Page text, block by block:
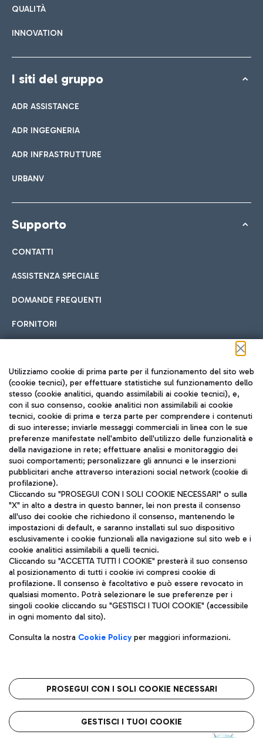
QUALITÀ
INNOVATION
I siti del gruppo
ADR ASSISTANCE
ADR INGEGNERIA
ADR INFRASTRUTTURE
URBANV
Supporto
CONTATTI
ASSISTENZA SPECIALE
DOMANDE FREQUENTI
FORNITORI
Seguici sui social
TRAVEL JOURNAL
ITA
Aeroporti di Roma S.p.A. - Società soggetta a direzione e
coordinamento di Mundys S.p.A.
Codice fiscale e Registro delle Imprese di Roma 13032990155 P.
IVA 06572251004
Capitale sociale 62.224.743,00 int. vers.
Sede legale: Via Pier Paolo Racchetti 1 - 00054 Fiumicino (RM)
telefono +39 06 65951
Privacy policy
Note legali
Roma FCO
L'aeroporto stellato
Utilizziamo cookie di prima parte per il funzionamento del sito web
(cookie tecnici), per effettuare statistiche sul funzionamento dello
stesso (cookie analitici, quando assimilabili ai cookie tecnici), e,
con il suo consenso, cookie analitici non assimilabili ai cookie
tecnici, cookie di prima e terza parte per comprendere i contenuti
di suo interesse; inviarle messaggi commerciali in linea con le sue
preferenze manifestate nell'ambito dell'utilizzo delle funzionalità e
della navigazione in rete; effettuare analisi e monitoraggio dei
suoi comportamenti; personalizzare gli annunci e le inserzioni
pubblicitari anche attraverso interazioni social network (cookie di
profilazione).
Cliccando su "PROSEGUI CON I SOLI COOKIE NECESSARI" o sulla
"X" in alto a destra in questo banner, lei non presta il consenso
all'uso dei cookie che richiedono il consenso, mantenendo le
impostazioni di default, e saranno installati sul suo dispositivo
esclusivamente i cookie funzionali alla navigazione sul sito web e i
cookie analitici assimilabili a quelli tecnici.
Cliccando su "ACCETTA TUTTI I COOKIE" presterà il suo consenso
al posizionamento di tutti i cookie ivi compresi cookie di
profilazione. Il consenso è facoltativo e può essere revocato in
qualsiasi momento. Potrà selezionare le sue preferenze per i
singoli cookie cliccando su "GESTISCI I TUOI COOKIE" (accessibile
in ogni momento dal sito).
Consulta la nostra Cookie Policyper maggiori informazioni.
PROSEGUI CON I SOLI COOKIE NECESSARI
GESTISCI I TUOI COOKIE